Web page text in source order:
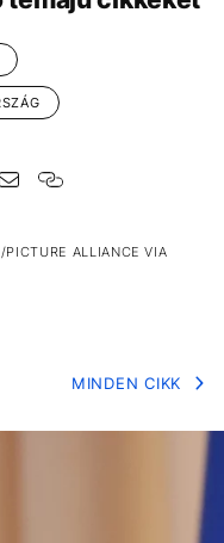
ALLIANCE VIA
MINDEN CIKK